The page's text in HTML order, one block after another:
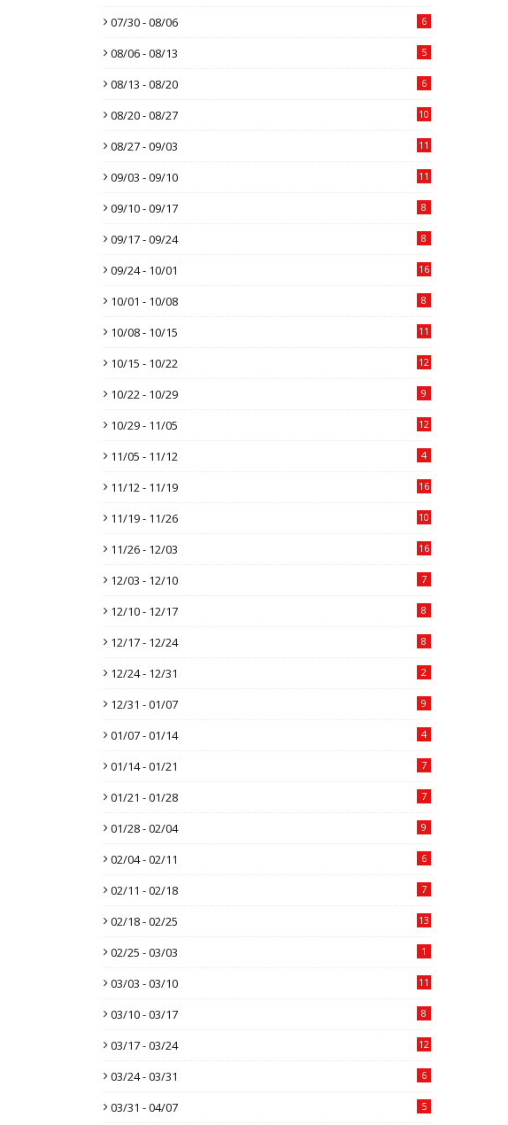
07/30 - 08/06 6
08/06 - 08/13 5
08/13 - 08/20 6
08/20 - 08/27 10
08/27 - 09/03 11
09/03 - 09/10 11
09/10 - 09/17 8
09/17 - 09/24 8
09/24 - 10/01 16
10/01 - 10/08 8
10/08 - 10/15 11
10/15 - 10/22 12
10/22 - 10/29 9
10/29 - 11/05 12
11/05 - 11/12 4
11/12 - 11/19 16
11/19 - 11/26 10
11/26 - 12/03 16
12/03 - 12/10 7
12/10 - 12/17 8
12/17 - 12/24 8
12/24 - 12/31 2
12/31 - 01/07 9
01/07 - 01/14 4
01/14 - 01/21 7
01/21 - 01/28 7
01/28 - 02/04 9
02/04 - 02/11 6
02/11 - 02/18 7
02/18 - 02/25 13
02/25 - 03/03 1
03/03 - 03/10 11
03/10 - 03/17 8
03/17 - 03/24 12
03/24 - 03/31 6
03/31 - 04/07 5